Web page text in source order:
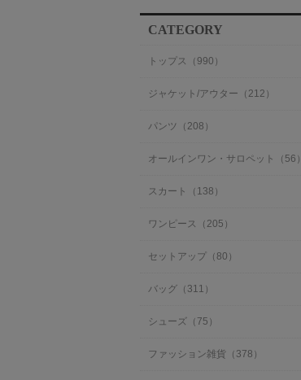
CATEGORY
トップス（990）
ジャケット/アウター（212）
パンツ（208）
オールインワン・サロペット（56）
スカート（138）
ワンピース（205）
セットアップ（80）
バッグ（311）
シューズ（75）
ファッション雑貨（378）